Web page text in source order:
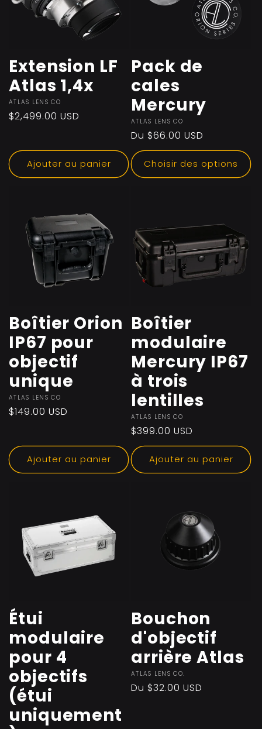
Extension LF
Atlas 1,4x
Fournisseur :
ATLAS LENS CO
Prix
$2,499.00 USD
Ajouter au panier
Pack de
cales
Mercury
Fournisseur :
ATLAS LENS CO
Prix
habituel
Du $66.00 USD
Choisir des options
Boîtier Orion
IP67 pour
objectif
unique
Fournisseur :
ATLAS LENS CO
Prix
$149.00 USD
Ajouter au panier
Boîtier
modulaire
Mercury IP67
à trois
lentilles
Fournisseur :
ATLAS LENS CO
Prix
habituel
$399.00 USD
Ajouter au panier
Étui
modulaire
pour 4
objectifs
(étui
uniquement
Bouchon
d'objectif
arrière Atlas
Fournisseur :
ATLAS LENS CO.
Prix
Du $32.00 USD